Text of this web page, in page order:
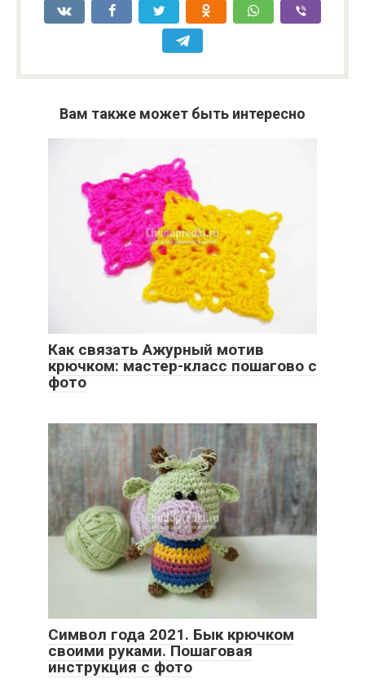
Вам также может быть интересно
Как связать Ажурный мотив
крючком: мастер-класс пошагово с
фото
Символ года 2021. Бык крючком
своими руками. Пошаговая
инструкция с фото